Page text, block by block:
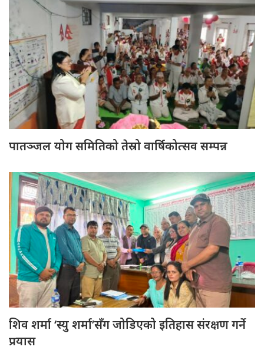
पातञ्जल योग समितिको तेस्रो वार्षिकोत्सव सम्पन्न
शिव शर्मा ‘स्यु शर्मा’सँग जोडिएको इतिहास संरक्षण गर्ने
प्रयास